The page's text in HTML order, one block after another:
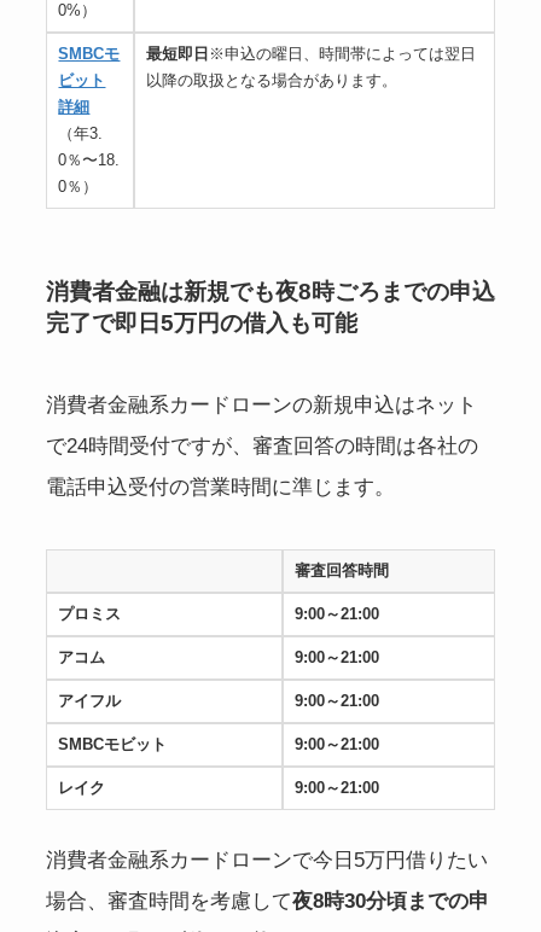
0%）
SMBCモ
ビット
詳細
（年3.
0％〜18.
0％）
最短即日 ※申込の曜日、時間帯によっては翌日
以降の取扱となる場合があります。
消費者金融は新規でも夜8時ごろまでの申込
完了で即日5万円の借入も可能
消費者金融系カードローンの新規申込はネット
で24時間受付ですが、審査回答の時間は各社の
電話申込受付の営業時間に準じます。
審査回答時間
プロミス 9:00～21:00
アコム 9:00～21:00
アイフル 9:00～21:00
SMBCモビット 9:00～21:00
レイク 9:00～21:00
消費者金融系カードローンで今日5万円借りたい
場合、審査時間を考慮して夜8時30分頃までの申